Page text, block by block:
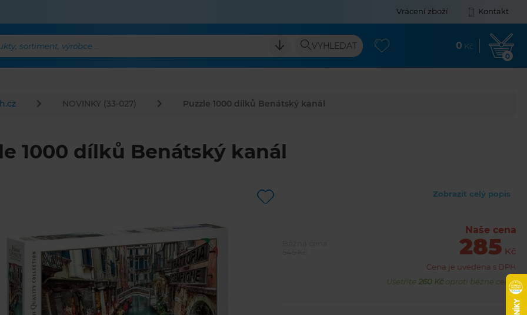
Vrácení zboží Kontakt
sortiment, výrobce ... VYHLEDAT 0 Kč
0
NOVINKY (33-027) Puzzle 1000 dílků Benátský kanál
1000 dílků Benátský kanál
Zobrazit celý popis
Naše cena
285 Kč
Cena je uvedena s DPH
Ušetříte 260 Kčoproti běžné ceně.